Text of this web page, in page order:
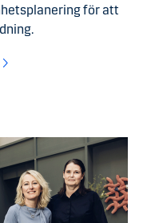
för att